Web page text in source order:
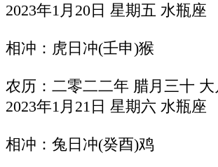
2023年1月20日 星期五 水瓶座
相冲：虎日冲(壬申)猴
农历：二零二二年 腊月三十 大
2023年1月21日 星期六 水瓶座
相冲：兔日冲(癸酉)鸡